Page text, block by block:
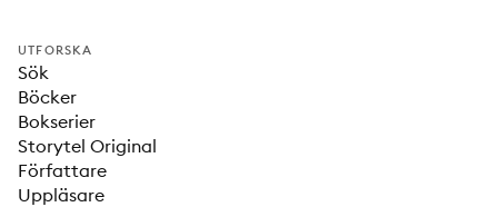
UTFORSKA
Sök
Böcker
Bokserier
Storytel Original
Författare
Uppläsare